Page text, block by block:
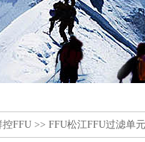
控FFU >> FFU松江FFU过滤单